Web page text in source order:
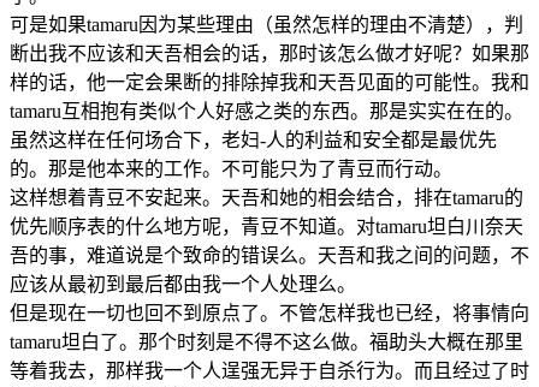
可是如果tamaru因为某些理由（虽然怎样的理由不清楚），判
断出我不应该和天吾相会的话，那时该怎么做才好呢？如果那
样的话，他一定会果断的排除掉我和天吾见面的可能性。我和
tamaru互相抱有类似个人好感之类的东西。那是实实在在的。
虽然这样在任何场合下，老妇-人的利益和安全都是最优先
的。那是他本来的工作。不可能只为了青豆而行动。
这样想着青豆不安起来。天吾和她的相会结合，排在tamaru的
优先顺序表的什么地方呢，青豆不知道。对tamaru坦白川奈天
吾的事，难道说是个致命的错误么。天吾和我之间的问题，不
应该从最初到最后都由我一个人处理么。
但是现在一切也回不到原点了。不管怎样我也已经，将事情向
tamaru坦白了。那个时刻是不得不这么做。福助头大概在那里
等着我去，那样我一个人逞强无异于自杀行为。而且经过了时